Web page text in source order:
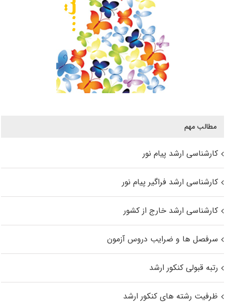
مطالب مهم
کارشناسی ارشد پیام نور
کارشناسی ارشد فراگیر پیام نور
کارشناسی ارشد خارج از کشور
سرفصل ها و ضرایب دروس آزمون
رتبه قبولی کنکور ارشد
ظرفیت رشته های کنکور ارشد